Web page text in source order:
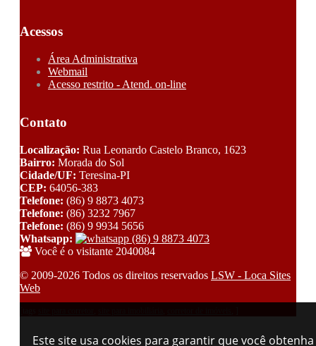
Acessos
Área Administrativa
Webmail
Acesso restrito - Atend. on-line
Contato
Localização: Rua Leonardo Castelo Branco, 1623
Bairro: Morada do Sol
Cidade/UF: Teresina-PI
CEP: 64056-383
Telefone: (86) 9 8873 4073
Telefone: (86) 3232 7967
Telefone: (86) 9 9934 5656
Whatsapp:
(86) 9 8873 4073
Você é o visitante 2040084
© 2009-2026 Todos os direitos reservados LSW - Loca Sites
Web
Este site usa cookies para garantir que você obtenha